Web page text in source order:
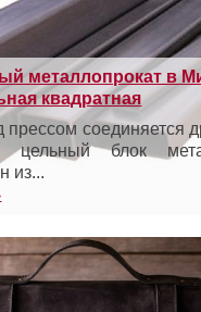
металлопрокат в
квадратная
прессом соединяется
цельный блок
из...